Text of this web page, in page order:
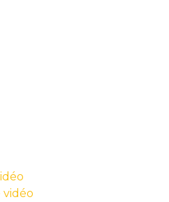
vidéo